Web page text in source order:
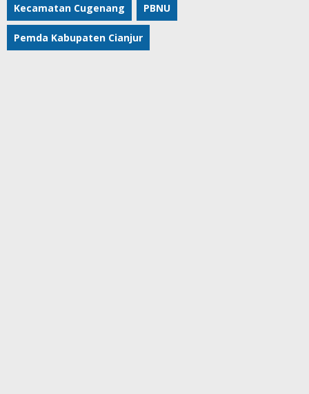
Kecamatan Cugenang PBNU
Pemda Kabupaten Cianjur